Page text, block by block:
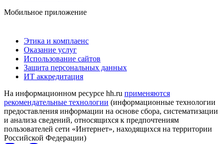
Мобильное приложение
Этика и комплаенс
Оказание услуг
Использование сайтов
Защита персональных данных
ИТ аккредитация
На информационном ресурсе hh.ru применяются
рекомендательные технологии (информационные технологии
предоставления информации на основе сбора, систематизации
и анализа сведений, относящихся к предпочтениям
пользователей сети «Интернет», находящихся на территории
Российской Федерации)